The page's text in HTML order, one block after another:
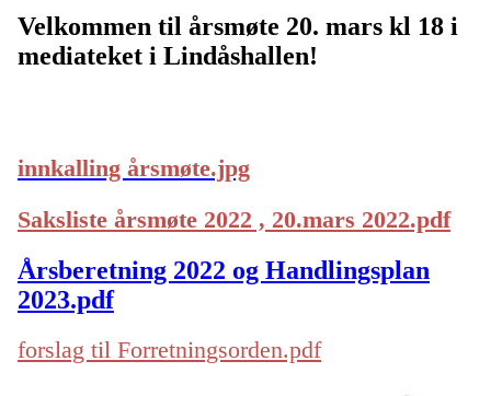
Velkommen til årsmøte 20. mars kl 18 i
mediateket i Lindåshallen!
innkalling årsmøte.jpg
Saksliste årsmøte 2022 , 20.mars 2022.pdf
Årsberetning 2022 og Handlingsplan
2023.pdf
forslag til Forretningsorden.pdf